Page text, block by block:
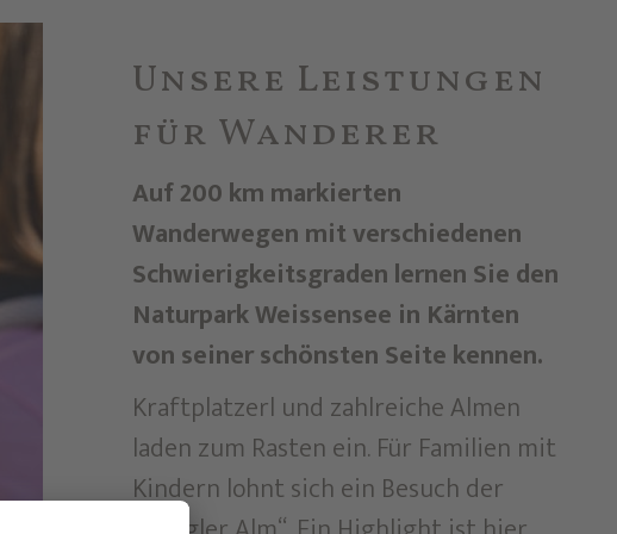
Unsere Leistungen
für Wanderer
Auf 200 km markierten
Wanderwegen mit verschiedenen
Schwierigkeitsgraden lernen Sie den
Naturpark Weissensee in Kärnten
von seiner schönsten Seite kennen.
Kraftplatzerl und zahlreiche Almen
laden zum Rasten ein. Für Familien mit
Kindern lohnt sich ein Besuch der